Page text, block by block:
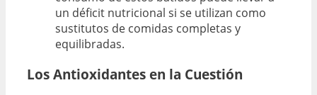
un déficit nutricional si se utilizan como
sustitutos de comidas completas y
equilibradas.
Los Antioxidantes en la Cuestión